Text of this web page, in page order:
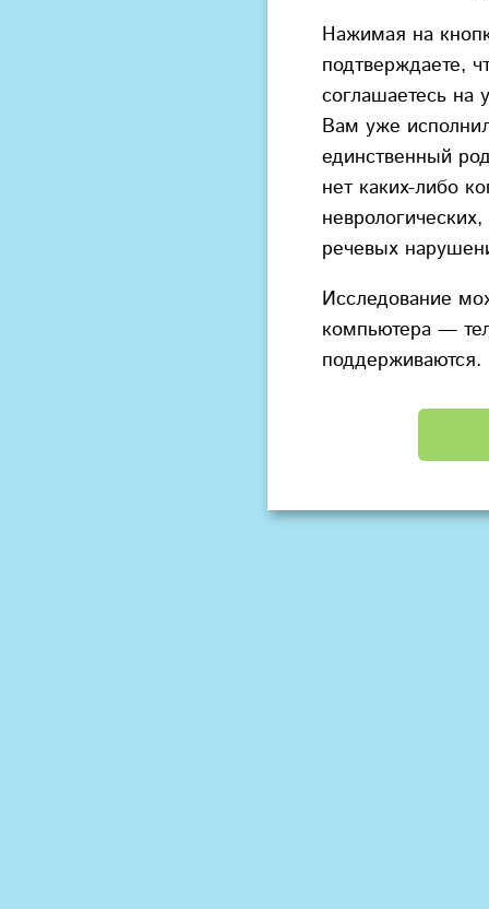
Нажимая на
подтверждаете,
соглашаетесь на
Вам уже
единственный
нет каких-либо
речевых
Исследование
компьютера —
поддерживаются.